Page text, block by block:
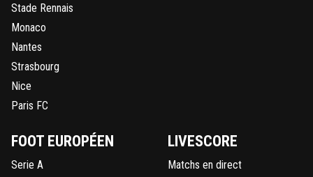
Stade Rennais
Monaco
Nantes
Strasbourg
Nice
Paris FC
FOOT EUROPÉEN
Serie A
LIVESCORE
Matchs en direct